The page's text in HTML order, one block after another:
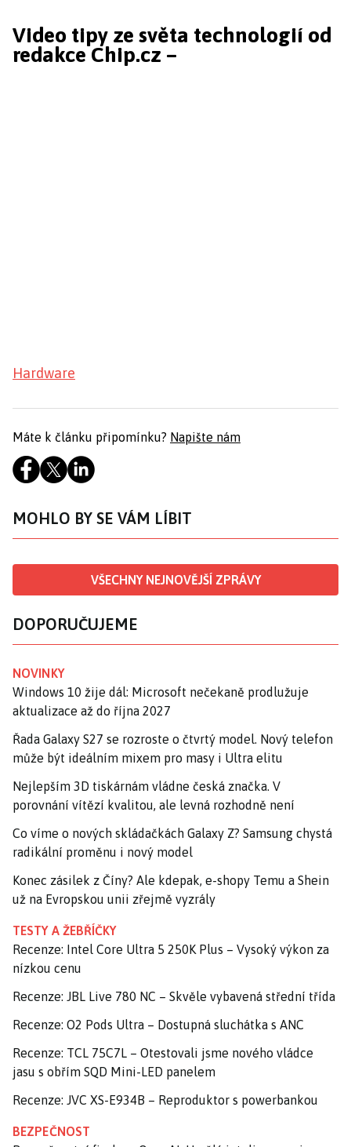
Video tipy ze světa technologií od
redakce Chip.cz –
Hardware
Máte k článku připomínku? Napište nám
MOHLO BY SE VÁM LÍBIT
VŠECHNY NEJNOVĚJŠÍ ZPRÁVY
DOPORUČUJEME
NOVINKY
Windows 10 žije dál: Microsoft nečekaně prodlužuje
aktualizace až do října 2027
Řada Galaxy S27 se rozroste o čtvrtý model. Nový telefon
může být ideálním mixem pro masy i Ultra elitu
Nejlepším 3D tiskárnám vládne česká značka. V
porovnání vítězí kvalitou, ale levná rozhodně není
Co víme o nových skládačkách Galaxy Z? Samsung chystá
radikální proměnu i nový model
Konec zásilek z Číny? Ale kdepak, e-shopy Temu a Shein
už na Evropskou unii zřejmě vyzrály
TESTY A ŽEBŘÍČKY
Recenze: Intel Core Ultra 5 250K Plus – Vysoký výkon za
nízkou cenu
Recenze: JBL Live 780 NC – Skvěle vybavená střední třída
Recenze: O2 Pods Ultra – Dostupná sluchátka s ANC
Recenze: TCL 75C7L – Otestovali jsme nového vládce
jasu s obřím SQD Mini-LED panelem
Recenze: JVC XS-E934B – Reproduktor s powerbankou
BEZPEČNOST